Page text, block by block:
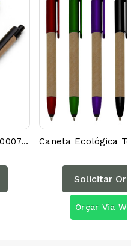
Caneta Ecológica Papelão 00007AG
Solicitar
Orçar Via